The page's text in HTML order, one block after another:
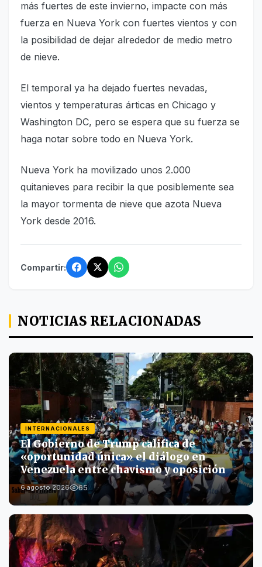
más fuertes de este invierno, impacte con más
fuerza en Nueva York con fuertes vientos y con
la posibilidad de dejar alrededor de medio metro
de nieve.
El temporal ya ha dejado fuertes nevadas,
vientos y temperaturas árticas en Chicago y
Washington DC, pero se espera que su fuerza se
haga notar sobre todo en Nueva York.
Nueva York ha movilizado unos 2.000
quitanieves para recibir la que posiblemente sea
la mayor tormenta de nieve que azota Nueva
York desde 2016.
Compartir:
NOTICIAS RELACIONADAS
INTERNACIONALES
El Gobierno de Trump califica de
«oportunidad única» el diálogo en
Venezuela entre chavismo y oposición
6 agosto 2026 65